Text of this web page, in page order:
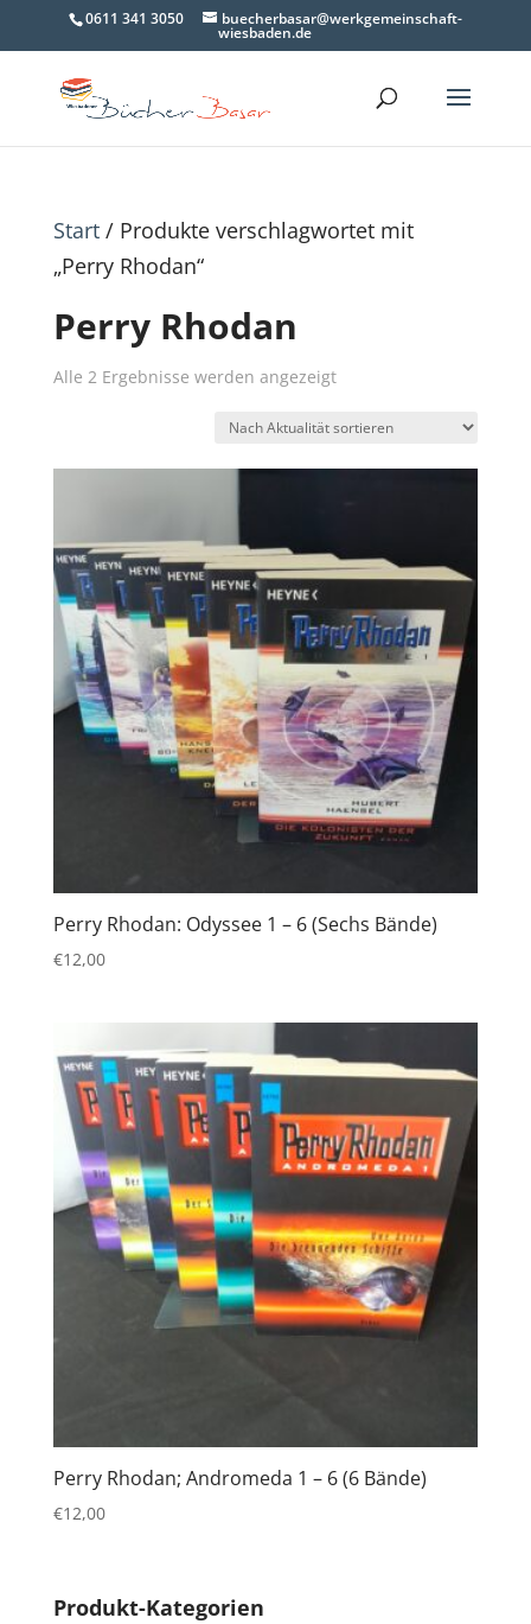
0611 341 3050 buecherbasar@werkgemeinschaft-
wiesbaden.de
Start/ Produkte verschlagwortet mit
„Perry Rhodan“
Perry Rhodan
Alle 2 Ergebnisse werden angezeigtNach
Perry Rhodan: Odyssee 1 – 6 (Sechs Bände)
€12,00
Perry Rhodan; Andromeda 1 – 6 (6 Bände)
€12,00
Produkt-Kategorien